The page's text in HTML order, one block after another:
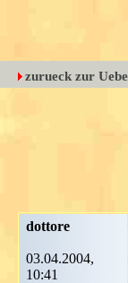
zurueck zur
dottore
03.04.2004,
10:41